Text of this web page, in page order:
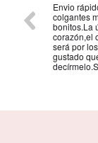
Envio
colgantes
bonitos.La
corazón,el
será por
gustado